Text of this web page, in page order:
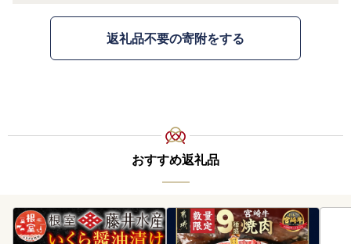
返礼品不要の寄附をする
おすすめ返礼品